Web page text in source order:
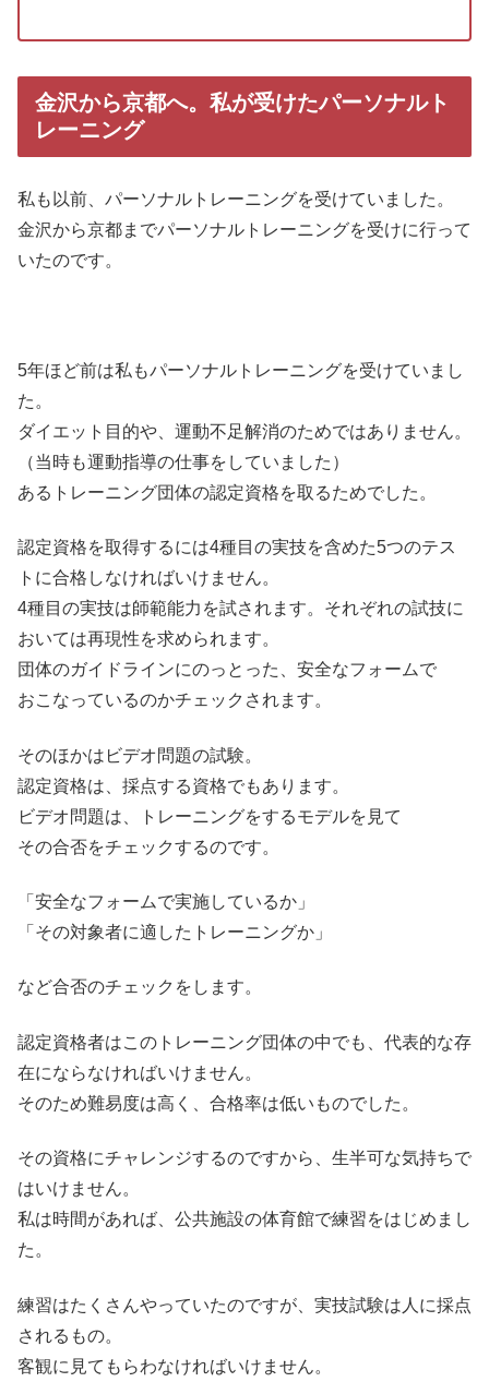
金沢から京都へ。私が受けたパーソナルト
レーニング
私も以前、パーソナルトレーニングを受けていました。
金沢から京都までパーソナルトレーニングを受けに行って
いたのです。
5年ほど前は私もパーソナルトレーニングを受けていまし
た。
ダイエット目的や、運動不足解消のためではありません。
（当時も運動指導の仕事をしていました）
あるトレーニング団体の認定資格を取るためでした。
認定資格を取得するには4種目の実技を含めた5つのテス
トに合格しなければいけません。
4種目の実技は師範能力を試されます。それぞれの試技に
おいては再現性を求められます。
団体のガイドラインにのっとった、安全なフォームで
おこなっているのかチェックされます。
そのほかはビデオ問題の試験。
認定資格は、採点する資格でもあります。
ビデオ問題は、トレーニングをするモデルを見て
その合否をチェックするのです。
「安全なフォームで実施しているか」
「その対象者に適したトレーニングか」
など合否のチェックをします。
認定資格者はこのトレーニング団体の中でも、代表的な存
在にならなければいけません。
そのため難易度は高く、合格率は低いものでした。
その資格にチャレンジするのですから、生半可な気持ちで
はいけません。
私は時間があれば、公共施設の体育館で練習をはじめまし
た。
練習はたくさんやっていたのですが、実技試験は人に採点
されるもの。
客観に見てもらわなければいけません。